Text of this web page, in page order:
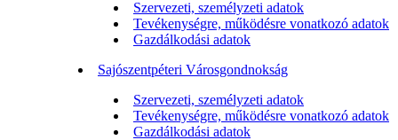
Szervezeti, személyzeti adatok
Tevékenységre, működésre vonatkozó adatok
Gazdálkodási adatok
Sajószentpéteri Városgondnokság
Szervezeti, személyzeti adatok
Tevékenységre, működésre vonatkozó adatok
Gazdálkodási adatok